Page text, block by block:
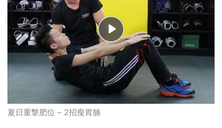
夏日重撃肥位 – 2招瘦胃腩